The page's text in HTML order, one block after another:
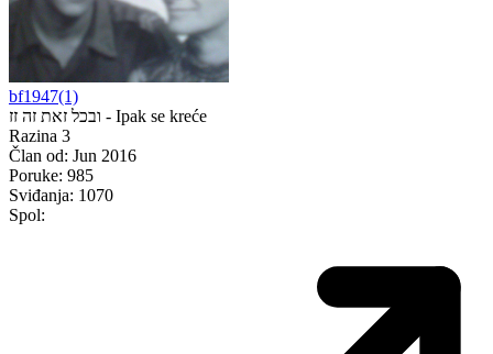
bf1947(1)
ובכל זאת זה זז - Ipak se kreće
Razina 3
Član od: Jun 2016
Poruke: 985
Sviđanja: 1070
Spol: